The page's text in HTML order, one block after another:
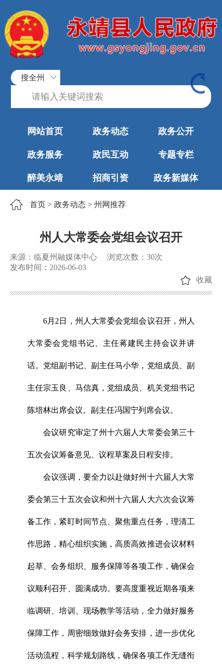
搜全州
网站首页 政务动态 政务公开
政务服务 政民互动 专题专栏
醉美永靖 招商引资 政务新媒体
首页 > 政务动态 > 州网推荐
州人大常委会党组会议召开
来源：临夏州融媒体中心 浏览次数： 30次
发布时间：2026-06-03
收藏
6月2日，州人大常委会党组会议召开，州人
大常委会党组书记、主任蒋建民主持会议并讲
话。党组副书记、副主任马小华，党组成员、副
主任宗玉良、马信真，党组成员、机关党组书记
陈培林出席会议。副主任冯国宁列席会议。
会议研究审定了州十六届人大常委会第三十
五次会议筹备意见、议程草案及日程安排。
会议强调，要全力以赴做好州十六届人大常
委会第三十五次会议和州十六届人大六次会议筹
备工作，紧盯时间节点、聚焦重点任务，理清工
作思路，精心组织实施，高质高效推进会议材料
起草、会务组织、服务保障等各项工作，确保会
议顺利召开、圆满成功。要高度重视近期各项来
临调研、培训、现场教学等活动，全力做好服务
保障工作，周密细致做好会务安排，进一步优化
活动流程，科学规划路线，确保各项工作无缝衔